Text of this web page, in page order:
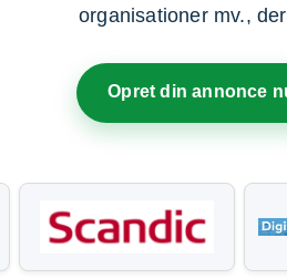
organisationer mv.,
Opret din annonce